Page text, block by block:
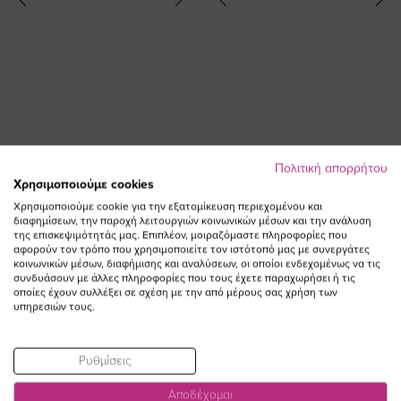
Παντελόνι scuba με ρεβέρ σε
κυπαρισσί χρώμα
(-30%)
Ειδική
Τιμή
37,80 €
54,00 €
Scuba παντελόνι heavy καμπάνα σε
29,90 €
Πολιτική απορρήτου
Χρησιμοποιούμε cookies
Χρησιμοποιούμε cookie για την εξατομίκευση περιεχομένου και
διαφημίσεων, την παροχή λειτουργιών κοινωνικών μέσων και την ανάλυση
της επισκεψιμότητάς μας. Επιπλέον, μοιραζόμαστε πληροφορίες που
αφορούν τον τρόπο που χρησιμοποιείτε τον ιστότοπό μας με συνεργάτες
κοινωνικών μέσων, διαφήμισης και αναλύσεων, οι οποίοι ενδεχομένως να τις
συνδυάσουν με άλλες πληροφορίες που τους έχετε παραχωρήσει ή τις
οποίες έχουν συλλέξει σε σχέση με την από μέρους σας χρήση των
υπηρεσιών τους.
Ρυθμίσεις
Αποδέχομαι